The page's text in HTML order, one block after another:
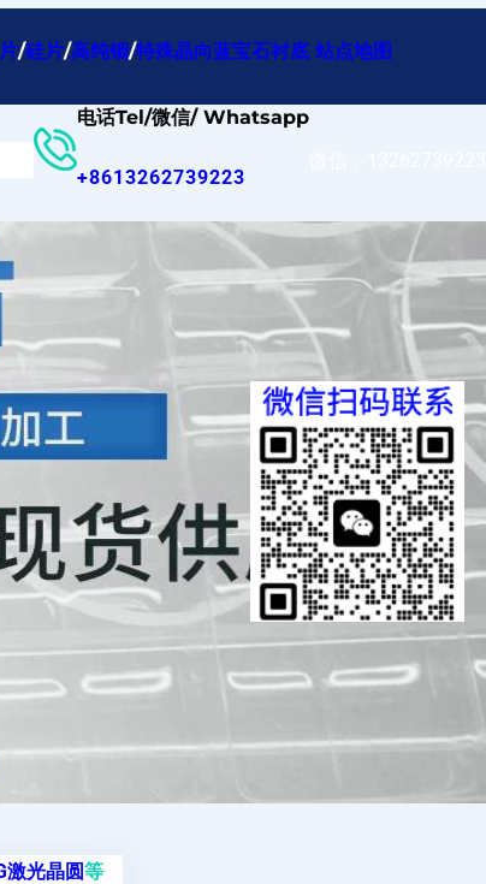
/硅片/高纯铟/特殊晶向蓝宝石衬底 站点地图
电话Tel/微信/ Whatsapp
+8613262739223
激光晶圆等